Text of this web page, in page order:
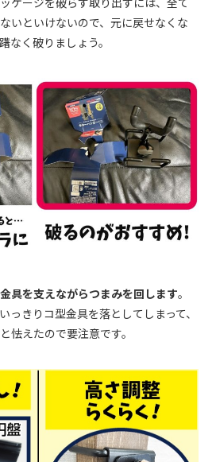
いといけないので、元に戻せなくな
なく破りましょう。
具を支えながらつまみを回します。
っきりコ型金具を落としてしまって、
怯えたので要注意です。